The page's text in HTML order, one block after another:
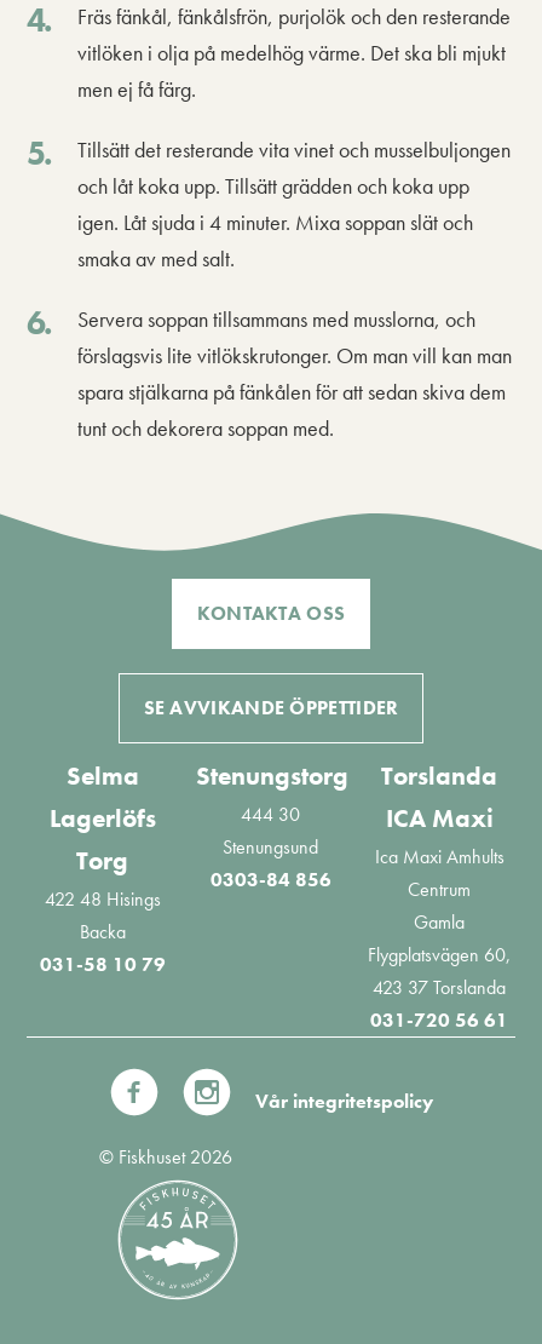
Fräs fänkål, fänkålsfrön, purjolök och den resterande
vitlöken i olja på medelhög värme. Det ska bli mjukt
men ej få färg.
Tillsätt det resterande vita vinet och musselbuljongen
och låt koka upp. Tillsätt grädden och koka upp
igen. Låt sjuda i 4 minuter. Mixa soppan slät och
smaka av med salt.
Servera soppan tillsammans med musslorna, och
förslagsvis lite vitlökskrutonger. Om man vill kan man
spara stjälkarna på fänkålen för att sedan skiva dem
tunt och dekorera soppan med.
KONTAKTA OSS
SE AVVIKANDE ÖPPETTIDER
Selma
Lagerlöfs
Torg
422 48 Hisings
Backa
031-58 10 79
Stenungstorg
444 30
Stenungsund
0303-84 856
Torslanda
ICA Maxi
Ica Maxi Amhults
Centrum
Gamla
Flygplatsvägen 60,
423 37 Torslanda
031-720 56 61
Vår integritetspolicy
© Fiskhuset 2026